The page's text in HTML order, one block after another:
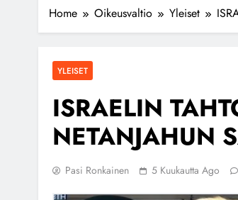
Home Oikeusvaltio Yleiset
YLEISET
ISRAELIN
NETANJAHUN
Pasi Ronkainen 5 Kuukautta Ago